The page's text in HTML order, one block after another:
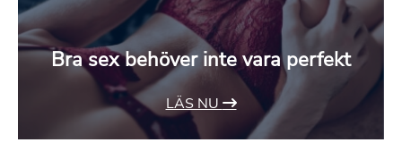
Bra sex behöver inte vara perfekt
LÄS NU